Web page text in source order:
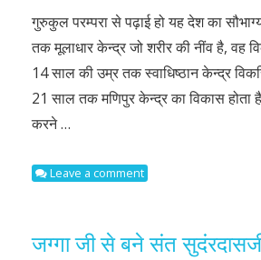
गुरुकुल परम्परा से पढ़ाई हो यह देश का
तक मूलाधार केन्द्र जो शरीर की नींव है, वह
14 साल की उम्र तक स्वाधिष्ठान केन्द्र
21 साल तक मणिपुर केन्द्र का विकास होता
करने …
Leave a comment
जग्गा जी से बने संत